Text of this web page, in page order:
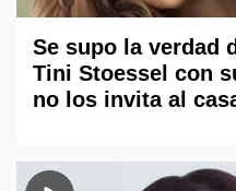
Se supo la verdad
Tini Stoessel con
no los invita al